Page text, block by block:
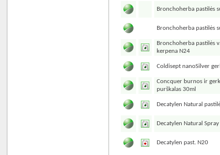
Bronchoherba pastilės
Bronchoherba pastilės
Bronchoherba pastilės
kerpena N24
Coldisept nanoSilver
Concquer burnos ir
purškalas 30ml
Decatylen Natural
Decatylen Natural
Decatylen past. N20